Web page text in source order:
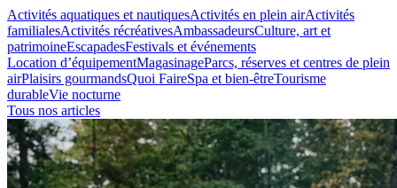
Activités aquatiques et nautiquesActivités en plein airActivités
familialesActivités récréativesAmbassadeursCulture, art et
patrimoineEscapadesFestivals et événements
Location d’équipementMagasinageParcs, réserves et centres de plein
airPlaisirs gourmandsQuoi FaireSpa et bien-êtreTourisme
durableVie nocturne
Tous nos articles